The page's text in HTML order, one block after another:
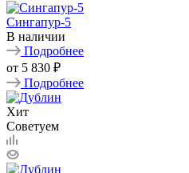
Сингапур-5
В наличии
Подробнее
от 5 830 ₽
Подробнее
Хит
Советуем